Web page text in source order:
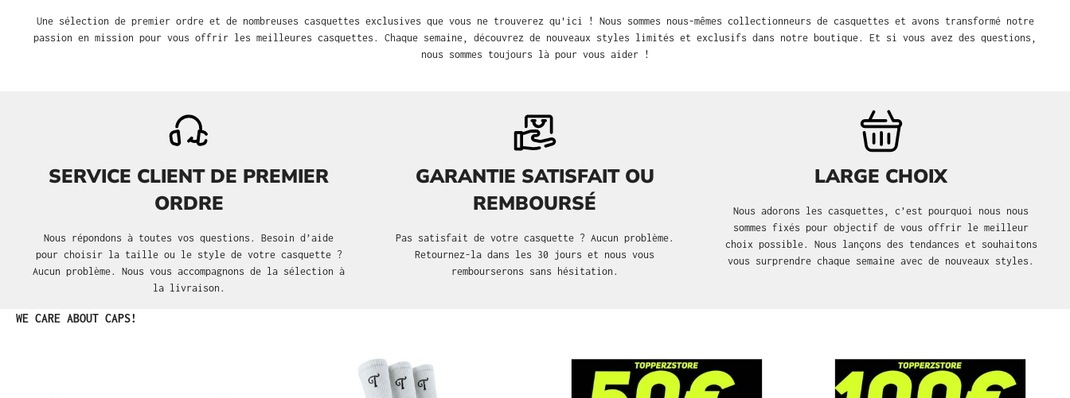
Une sélection de premier ordre et de nombreuses casquettes exclusives que vous ne trouverez qu'ici ! Nous sommes nous-mêmes collectionneurs de casquettes et avons transformé notre
passion en mission pour vous offrir les meilleures casquettes. Chaque semaine, découvrez de nouveaux styles limités et exclusifs dans notre boutique. Et si vous avez des questions,
nous sommes toujours là pour vous aider !
SERVICE CLIENT DE PREMIER
ORDRE
Nous répondons à toutes vos questions. Besoin d’aide
pour choisir la taille ou le style de votre casquette ?
Aucun problème. Nous vous accompagnons de la sélection à
la livraison.
GARANTIE SATISFAIT OU
REMBOURSÉ
Pas satisfait de votre casquette ? Aucun problème.
Retournez-la dans les 30 jours et nous vous
rembourserons sans hésitation.
LARGE CHOIX
Nous adorons les casquettes, c’est pourquoi nous nous
sommes fixés pour objectif de vous offrir le meilleur
choix possible. Nous lançons des tendances et souhaitons
vous surprendre chaque semaine avec de nouveaux styles.
Ignorer la galerie de produits
WE CARE ABOUT CAPS!